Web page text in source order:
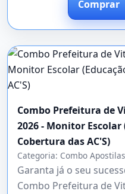
Comprar
Combo Prefeitura de
2026 - Monitor
Cobertura das AC'S)
Categoria: Combo Apostilas
Garanta já o seu
Combo Prefeitura de